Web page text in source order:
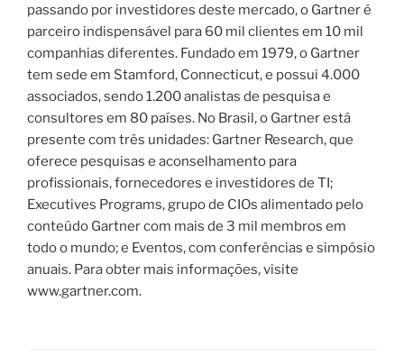
passando por investidores deste mercado, o Gartner é
parceiro indispensável para 60 mil clientes em 10 mil
companhias diferentes. Fundado em 1979, o Gartner
tem sede em Stamford, Connecticut, e possui 4.000
associados, sendo 1.200 analistas de pesquisa e
consultores em 80 países. No Brasil, o Gartner está
presente com três unidades: Gartner Research, que
oferece pesquisas e aconselhamento para
profissionais, fornecedores e investidores de TI;
Executives Programs, grupo de CIOs alimentado pelo
conteúdo Gartner com mais de 3 mil membros em
todo o mundo; e Eventos, com conferências e simpósio
anuais. Para obter mais informações, visite
www.gartner.com.